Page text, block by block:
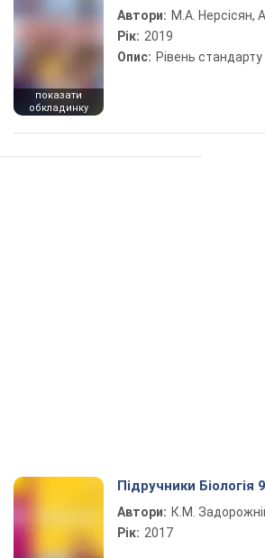
показати
обкладинку
Автори: М.А. Нерсісян,
Рік: 2019
Опис: Рівень стандарту
Підручники Біологія
Автори: К.М.
Рік: 2017